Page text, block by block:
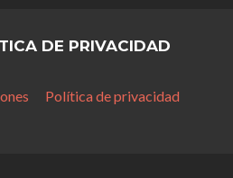
DE PRIVACIDAD
Política de privacidad